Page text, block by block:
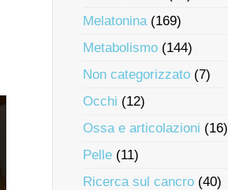
Melatonina(169)
Metabolismo (144)
Non categorizzato (7)
Occhi (12)
Ossa e articolazioni (16)
Pelle (11)
Ricerca sul cancro (40)